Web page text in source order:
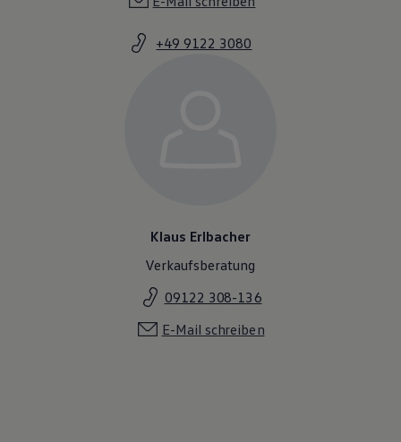
+49 9122 3080
Klaus Erlbacher
Verkaufsberatung
09122 308-136
E-Mail schreiben